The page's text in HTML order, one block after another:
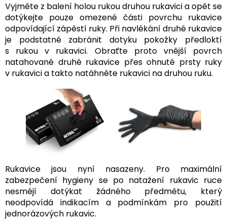
Vyjměte z balení holou rukou druhou rukavici a opět se
dotýkejte pouze omezené části povrchu rukavice
odpovídající zápěstí ruky. Při navlékání druhé rukavice
je podstatné zabránit dotyku pokožky předloktí
s rukou v rukavici. Obraťte proto vnější povrch
natahované druhé rukavice přes ohnuté prsty ruky
v rukavici a takto natáhněte rukavici na druhou ruku.
Rukavice jsou nyní nasazeny. Pro maximální
zabezpečení hygieny se po natažení rukavic ruce
nesmějí dotýkat žádného předmětu, který
neodpovídá indikacím a podmínkám pro použití
jednorázových rukavic.